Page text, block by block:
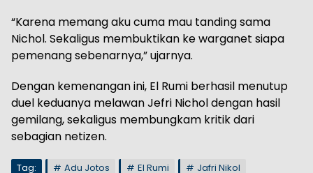
“Karena memang aku cuma mau tanding sama
Nichol. Sekaligus membuktikan ke warganet siapa
pemenang sebenarnya,” ujarnya.
Dengan kemenangan ini, El Rumi berhasil menutup
duel keduanya melawan Jefri Nichol dengan hasil
gemilang, sekaligus membungkam kritik dari
sebagian netizen.
Tag: Adu Jotos El Rumi Jafri Nikol